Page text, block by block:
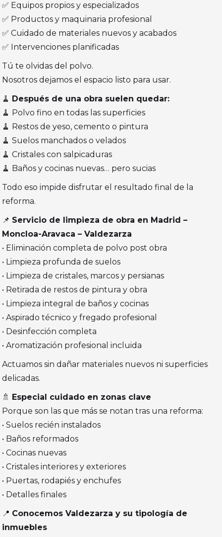
✅ Equipos propios y especializados
✅ Productos y maquinaria profesional
✅ Cuidado de materiales nuevos y acabados
✅ Intervenciones planificadas
Tú te olvidas del polvo.
Nosotros dejamos el espacio listo para usar.
🧹 Después de una obra suelen quedar:
🧹 Polvo fino en todas las superficies
🧹 Restos de yeso, cemento o pintura
🧹 Suelos manchados o velados
🧹 Cristales con salpicaduras
🧹 Baños y cocinas nuevas… pero sucias
Todo eso impide disfrutar el resultado final de la
reforma.
📌 Servicio de limpieza de obra en Madrid –
Moncloa-Aravaca – Valdezarza
• Eliminación completa de polvo post obra
• Limpieza profunda de suelos
• Limpieza de cristales, marcos y persianas
• Retirada de restos de pintura y obra
• Limpieza integral de baños y cocinas
• Aspirado técnico y fregado profesional
• Desinfección completa
• Aromatización profesional incluida
Actuamos sin dañar materiales nuevos ni superficies
delicadas.
🚿 Especial cuidado en zonas clave
Porque son las que más se notan tras una reforma:
• Suelos recién instalados
• Baños reformados
• Cocinas nuevas
• Cristales interiores y exteriores
• Puertas, rodapiés y enchufes
• Detalles finales
📍 Conocemos Valdezarza y su tipología de
inmuebles